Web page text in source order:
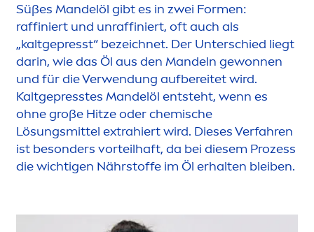
Süßes Mandelöl gibt es in zwei Formen:
raffiniert und unraffiniert, oft auch als
„kaltgepresst“ bezeichnet. Der Unterschied liegt
darin, wie das Öl aus den Mandeln gewonnen
und für die Verwendung aufbereitet wird.
Kaltgepresstes Mandelöl entsteht, wenn es
ohne große Hitze oder chemische
Lösungsmittel extrahiert wird. Dieses Verfahren
ist besonders vorteilhaft, da bei diesem Prozess
die wichtigen Nährstoffe im Öl erhalten bleiben.